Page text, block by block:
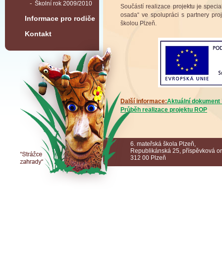
Školní rok 2009/2010
Informace pro rodiče
Kontakt
Součástí realizace projektu je
osada“ ve spolupráci s partnery
školou Plzeň.
Další informace:Aktuální dokument
Průběh realizace projektu ROP
6. mateřská škola Plzeň,
Republikánská 25, příspěvková
312 00 Plzeň